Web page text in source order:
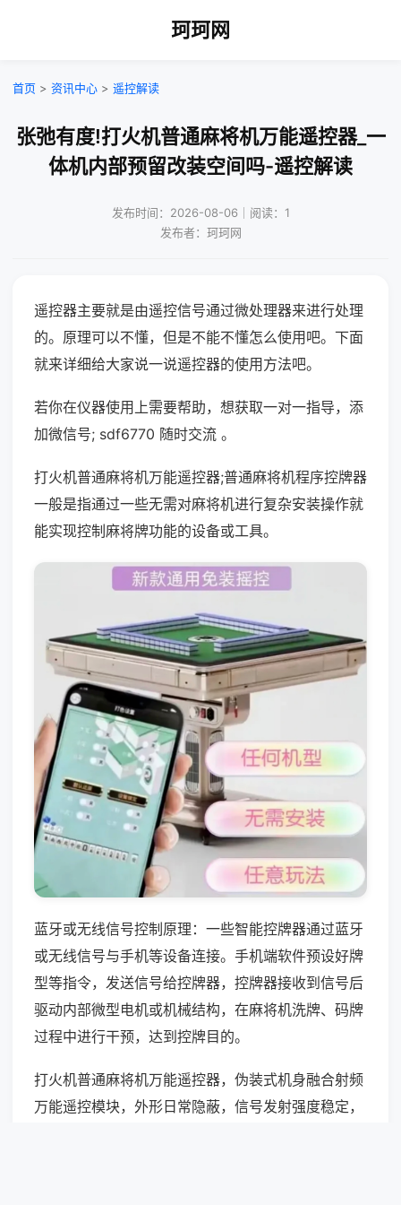
珂珂网
首页 > 资讯中心 > 遥控解读
张弛有度!打火机普通麻将机万能遥控器_一
体机内部预留改装空间吗-遥控解读
发布时间：2026-08-06｜阅读：1
发布者：珂珂网
遥控器主要就是由遥控信号通过微处理器来进行处理
的。原理可以不懂，但是不能不懂怎么使用吧。下面
就来详细给大家说一说遥控器的使用方法吧。
若你在仪器使用上需要帮助，想获取一对一指导，添
加微信号; sdf6770 随时交流 。
打火机普通麻将机万能遥控器;普通麻将机程序控牌器
一般是指通过一些无需对麻将机进行复杂安装操作就
能实现控制麻将牌功能的设备或工具。
蓝牙或无线信号控制原理：一些智能控牌器通过蓝牙
或无线信号与手机等设备连接。手机端软件预设好牌
型等指令，发送信号给控牌器，控牌器接收到信号后
驱动内部微型电机或机械结构，在麻将机洗牌、码牌
过程中进行干预，达到控牌目的。
打火机普通麻将机万能遥控器，伪装式机身融合射频
万能遥控模块，外形日常隐蔽，信号发射强度稳定，